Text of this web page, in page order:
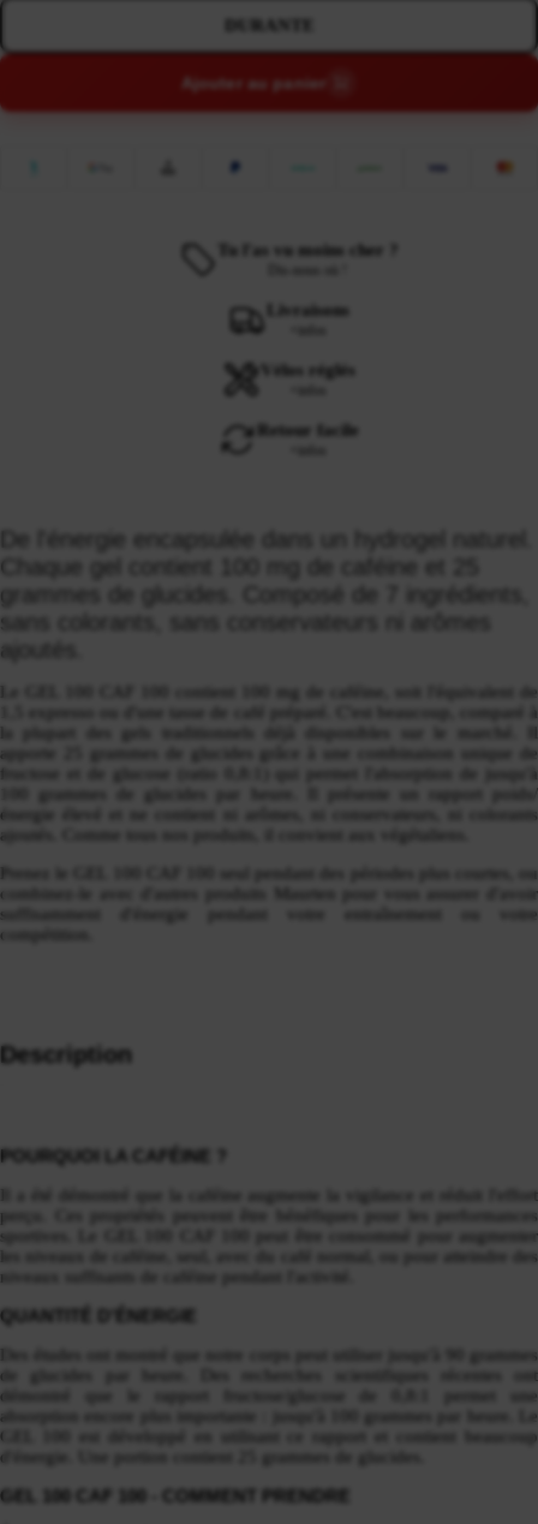
Ajouter au panier
Tu l'as vu moins cher ?
Livraisons
Vélos réglés
Retour facile
De l'énergie encapsulée dans un hydrogel naturel.
Chaque gel contient 100 mg de caféine et 25
grammes de glucides. Composé de 7 ingrédients,
sans colorants, sans conservateurs ni arômes
ajoutés.
Le GEL 100 CAF 100 contient 100 mg de caféine, soit l'équivalent de
1,5 expresso ou d'une tasse de café préparé. C'est beaucoup, comparé à
la plupart des gels traditionnels déjà disponibles sur le marché. Il
apporte 25 grammes de glucides grâce à une combinaison unique de
fructose et de glucose (ratio 0,8:1) qui permet l'absorption de jusqu'à
100 grammes de glucides par heure. Il présente un rapport poids/
énergie élevé et ne contient ni arômes, ni conservateurs, ni colorants
ajoutés. Comme tous nos produits, il convient aux végétaliens.
Prenez le GEL 100 CAF 100 seul pendant des périodes plus courtes, ou
combinez-le avec d'autres produits Maurten pour vous assurer d'avoir
suffisamment d'énergie pendant votre entraînement ou votre
compétition.
Description
POURQUOI LA CAFÉINE ?
Il a été démontré que la caféine augmente la vigilance et réduit l'effort
perçu. Ces propriétés peuvent être bénéfiques pour les performances
sportives. Le GEL 100 CAF 100 peut être consommé pour augmenter
les niveaux de caféine, seul, avec du café normal, ou pour atteindre des
niveaux suffisants de caféine pendant l'activité.
QUANTITÉ D'ÉNERGIE
Des études ont montré que notre corps peut utiliser jusqu'à 90 grammes
de glucides par heure. Des recherches scientifiques récentes ont
démontré que le rapport fructose/glucose de 0,8:1 permet une
absorption encore plus importante : jusqu'à 100 grammes par heure. Le
GEL 100 est développé en utilisant ce rapport et contient beaucoup
d'énergie. Une portion contient 25 grammes de glucides.
GEL 100 CAF 100 - COMMENT PRENDRE